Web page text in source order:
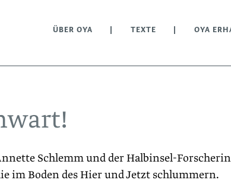
ÜBER OYA TEXTE OYA
Schlemm und der Halbinsel-Forscherin
im Boden des Hier und Jetzt schlummern.